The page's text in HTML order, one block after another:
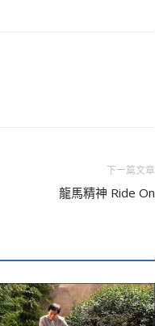
下一篇文章
龍馬精神 Ride On